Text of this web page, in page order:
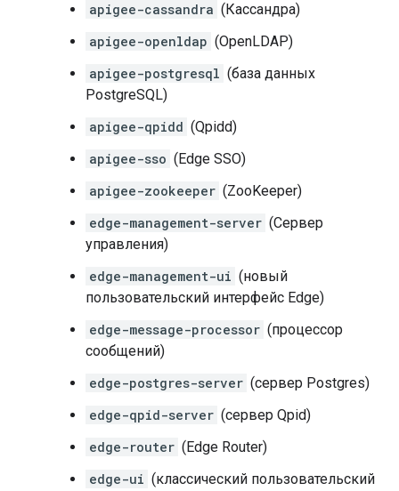
apigee-cassandra (Кассандра)
apigee-openldap (OpenLDAP)
apigee-postgresql (база данных
PostgreSQL)
apigee-qpidd (Qpidd)
apigee-sso (Edge SSO)
apigee-zookeeper (ZooKeeper)
edge-management-server (Сервер
управления)
edge-management-ui (новый
пользовательский интерфейс Edge)
edge-message-processor (процессор
сообщений)
edge-postgres-server (сервер Postgres)
edge-qpid-server (сервер Qpid)
edge-router (Edge Router)
edge-ui (классический пользовательский